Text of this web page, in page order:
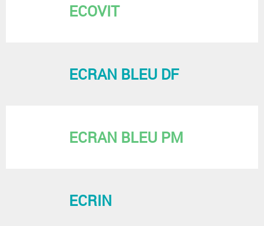
ECOVIT
ECRAN BLEU DF
ECRAN BLEU PM
ECRIN